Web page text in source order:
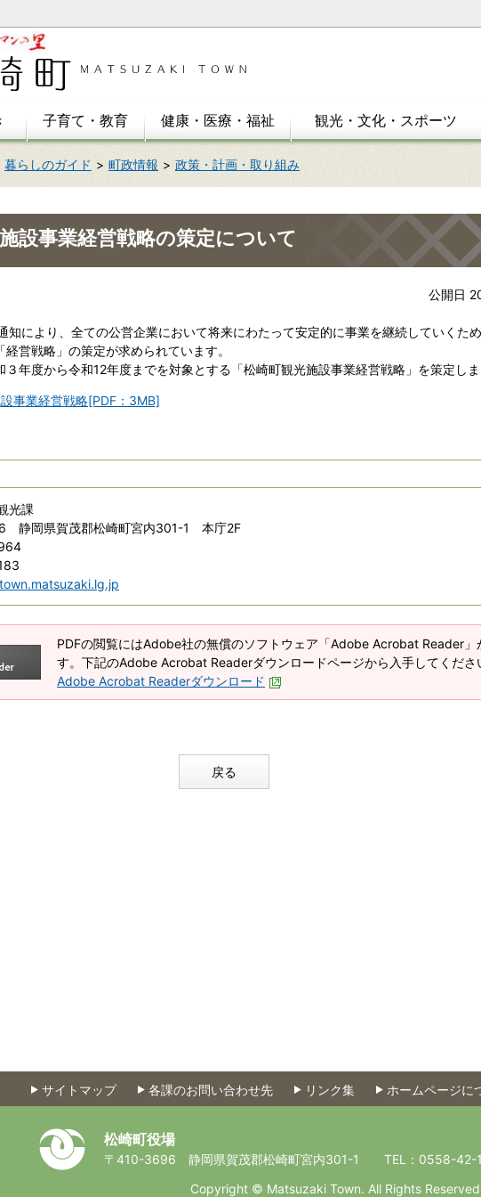
子育て・教育 健康・医療・福祉 観光・文化・スポーツ
暮らしのガイド 町政情報 政策・計画・取り組み
設事業経営戦略の策定について
公開日
により、全ての公営企業において将来にわたって安定的に事業を継続していくた
営戦略」の策定が求められています。
年度から令和12年度までを対象とする「松崎町観光施設事業経営戦略」を策定しま
事業経営戦略[PDF：3MB]
光課
静岡県賀茂郡松崎町宮内301-1 本庁2F
PDFの閲覧にはAdobe社の無償のソフトウェア「Adobe Acrobat Reader」
す。下記のAdobe Acrobat Readerダウンロードページから入手してくださ
Adobe Acrobat Readerダウンロード
戻る
サイトマップ
各課のお問い合わせ先 リンク集 ホームページに
松崎町役場
〒410-3696 静岡県賀茂郡松崎町宮内301-1 TEL：0558-42-
Copyright © Matsuzaki Town. All Rights